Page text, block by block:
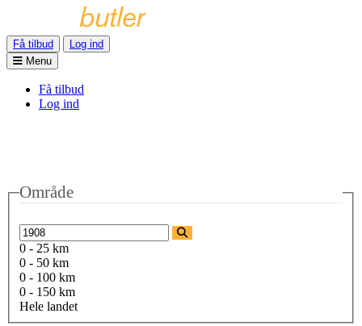
Få tilbud
Log ind
Menu
Få tilbud
Log ind
Område
0 - 25 km
0 - 50 km
0 - 100 km
0 - 150 km
Hele landet